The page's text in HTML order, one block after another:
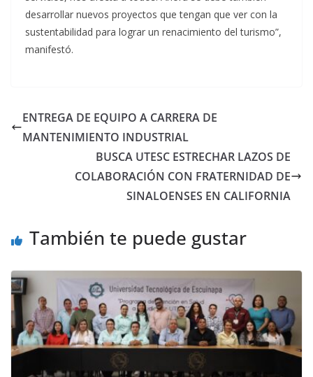
desarrollar nuevos proyectos que tengan que ver con la
sustentabilidad para lograr un renacimiento del turismo”,
manifestó.
ENTREGA DE EQUIPO A CARRERA DE
MANTENIMIENTO INDUSTRIAL
BUSCA UTESC ESTRECHAR LAZOS DE
COLABORACIÓN CON FRATERNIDAD DE
SINALOENSES EN CALIFORNIA
También te puede gustar